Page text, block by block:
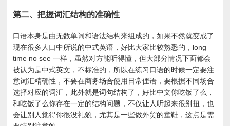
第二、把握词汇结构的准确性
口语本身是由无数单词和语法结构来组成的，如果不然就变成了
现在很多人口中所说的中式英语，好比大家比较熟悉的，long
time no see 一样，虽然对方能听得懂，但大部分情况下面都会
被认为是中式英文，不标准的，所以在练习口语的时候一定要注
意词汇精确性，不要在商务场合使用日常俚语，要根据不同场合
选择对应的词汇，此外就是词句结构了，好比中文你吃饭了么，
和吃饭了么你存在一定的结构问题，不仅让人听起来很别扭，也
会让别人觉得你很没礼貌，尤其是一些做外贸的童鞋，这点是需